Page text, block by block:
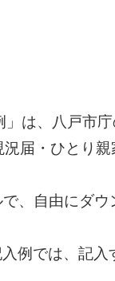
」は、八戸市
況届・ひとり
、自由にダ
例では、記